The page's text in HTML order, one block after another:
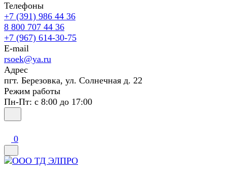
Телефоны
+7 (391) 986 44 36
8 800 707 44 36
+7 (967) 614-30-75
E-mail
rsoek@ya.ru
Адрес
пгт. Березовка, ул. Солнечная д. 22
Режим работы
Пн-Пт: с 8:00 до 17:00
0